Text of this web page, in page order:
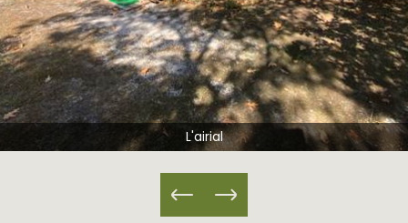
L'airial